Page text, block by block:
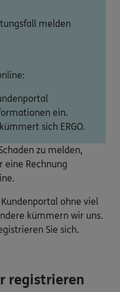
melden
ein.
sich ERGO.
zu melden,
eine Rechnung
Kundenportal ohne viel
kümmern wir uns.
Sie sich.
registrieren